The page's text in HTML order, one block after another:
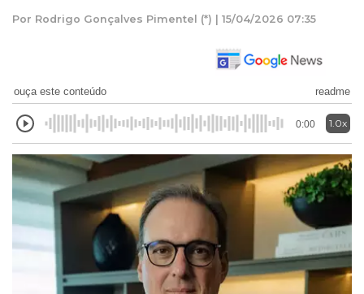
Por Rodrigo Gonçalves Pimentel (*) | 15/04/2026 07:35
ouça este conteúdo readme
0:00 1.0x